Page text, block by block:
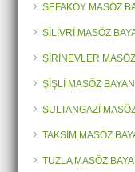
SEFAKÖY MASÖZ
SİLİVRİ MASÖZ
ŞİRİNEVLER
ŞİŞLİ MASÖZ BAYAN
SULTANGAZİ
TAKSİM MASÖZ
TUZLA MASÖZ